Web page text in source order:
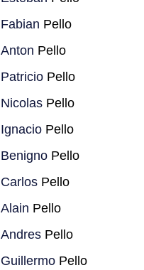
Fabian Pello
Anton Pello
Patricio Pello
Nicolas Pello
Ignacio Pello
Benigno Pello
Carlos Pello
Alain Pello
Andres Pello
Guillermo Pello